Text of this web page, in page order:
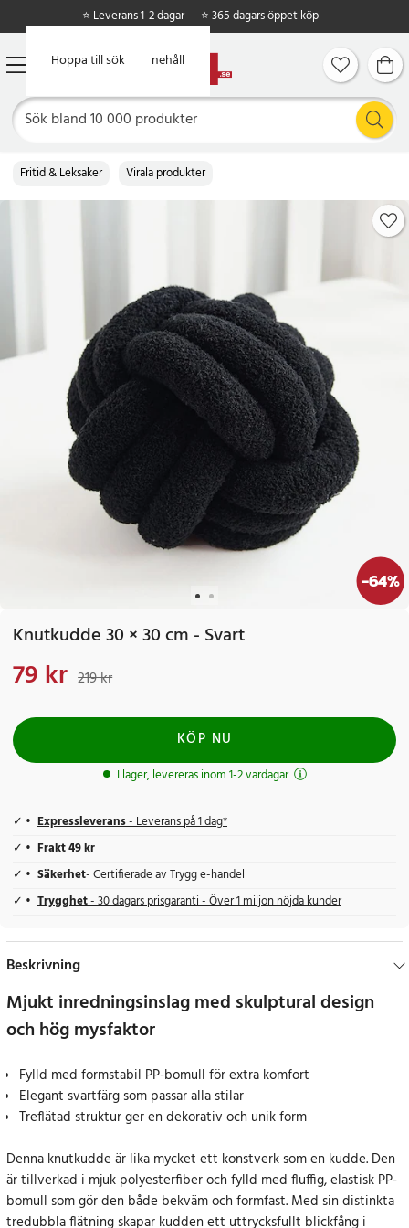
Hoppa till huvudinnehåll
Hoppa till sök
⭐ Leverans 1-2 dagar ⭐ 365 dagars öppet köp
Fritid & Leksaker Virala produkter
-64%
Knutkudde 30 × 30 cm - Svart
Nuvarande pris
79 kr 219 kr
KÖP NU
I lager, levereras inom 1-2 vardagar
Expressleverans- Leverans på 1 dag*
Frakt 49 kr
Säkerhet- Certifierade av Trygg e-handel
Trygghet- 30 dagars prisgaranti - Över 1 miljon nöjda kunder
Beskrivning
Mjukt inredningsinslag med skulptural design
och hög mysfaktor
Fylld med formstabil PP-bomull för extra komfort
Elegant svartfärg som passar alla stilar
Treflätad struktur ger en dekorativ och unik form
Denna knutkudde är lika mycket ett konstverk som en kudde. Den
är tillverkad i mjuk polyesterfiber och fylld med fluffig, elastisk PP-
bomull som gör den både bekväm och formfast. Med sin distinkta
tredubbla flätning skapar kudden ett uttrycksfullt blickfång i